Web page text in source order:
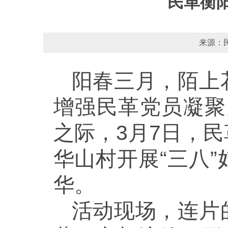
来源
阳春三月，陌
增强民革党员凝
之际，3月7日，
华山村开展“三八
华。
活动现场，连